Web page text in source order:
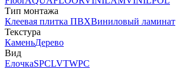
Тип монтажа
Клеевая плитка ПВХВиниловый ламинат
Текстура
КаменьДерево
Вид
ЕлочкаSPCLVTWPC